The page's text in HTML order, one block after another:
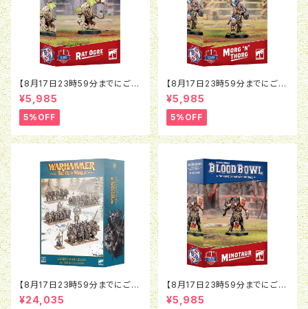
【8月17日23時59分までにご予
約で5％OFF】ブラッドボウル：ラ
ットオウガ
¥5,985
5%OFF
【8月17日23時59分までにご予
約で5％OFF】ブラッドボウル：モ
ルグ＝ンソルグ
¥5,985
5%OFF
【8月17日23時59分までにご予
約で5％OFF】オールドワール
ド：ウォリアー・オヴ・ケイオス：バ
¥24,035
【8月17日23時59分までにご予
約で5％OFF】ブラッドボウル：ミ
ノタウロス
¥5,985